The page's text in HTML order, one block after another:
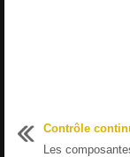
Contrôle
Les